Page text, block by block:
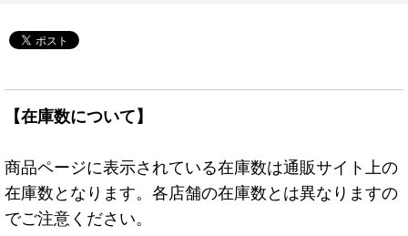
【在庫数について】
商品ページに表示されている在庫数は通販サイト上の
在庫数となります。各店舗の在庫数とは異なりますの
でご注意ください。